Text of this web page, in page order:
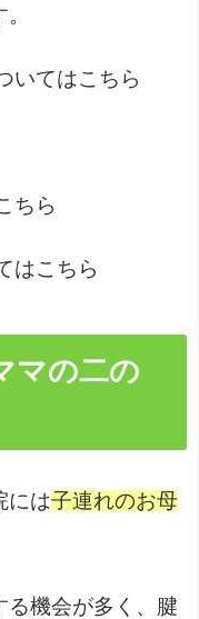
いてはこちら
ちら
はこちら
マの二の
には子連れのお母
る機会が多く、腱